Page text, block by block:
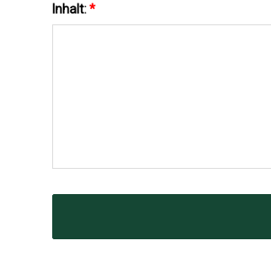
Inhalt:*